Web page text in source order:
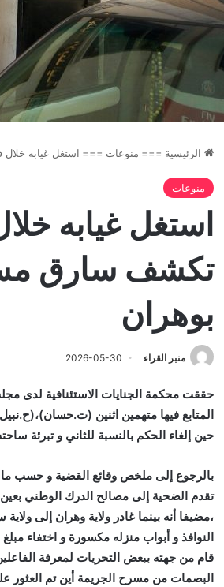
الرئيسية === منوعات === استغل غيابه
منوعات
استغل غيابه
تكشف سارق
بوهران
منبر القراء 2026-05-30
حققت محكمة الجنايات الاستئنافية لدى
المتابع فيها متهمين اثنين
حين إلغاء الحكم بالنسبة للثاني و تبرئة
تقدم الضحية إلى مصالح الدرك الوطني
،مضيفا أنه بينما غادر ولاية وهران إلى
النوافذ و أبواب منزله مكسورة و اختفاء
قام من جهته ببعض التحريات لمعرفة
البصمات من مسرح الجريمة أين تم العثور